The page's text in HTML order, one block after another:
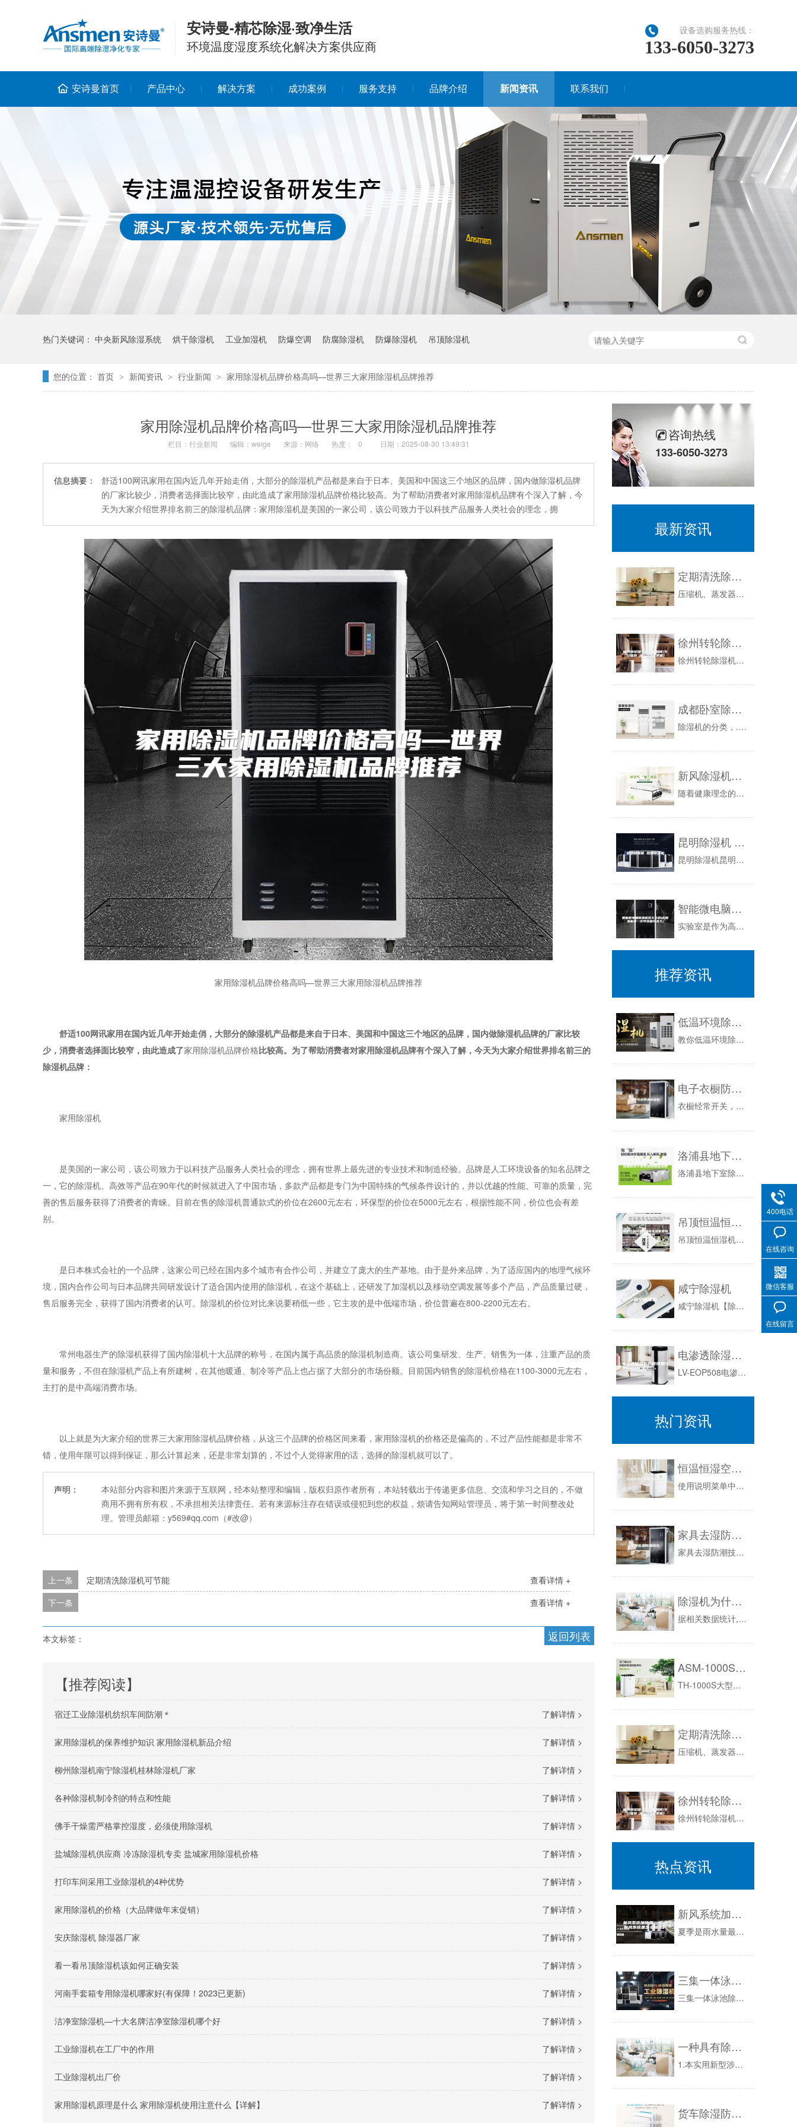
安诗曼-精芯除湿·致净生活
环境温度湿度系统化解决方案供应商
设备选购服务热线：
133-6050-3273
安诗曼首页 产品中心 解决方案 成功案例 服务支持 品牌介绍 新闻资讯 联系我们
热门关键词： 中央新风除湿系统 烘干除湿机 工业加湿机 防爆空调 防腐除湿机 防爆除湿机 吊顶除湿机
您的位置： 首页 > 新闻资讯 > 行业新闻 > 家用除湿机品牌价格高吗—世界三大家用除湿机品牌推荐
家用除湿机品牌价格高吗—世界三大家用除湿机品牌推荐
栏目： 行业新闻 编辑：weige 来源：网络 热度： 0 日期：2025-08-30 13:49:31
信息摘要：
舒适100网讯家用在国内近几年开始走俏，大部分的除湿机产品都是来自于日本、美国和中国这三个地区的品牌，国内做除湿机品牌
的厂家比较少，消费者选择面比较窄，由此造成了家用除湿机品牌价格比较高。为了帮助消费者对家用除湿机品牌有个深入了解，今
天为大家介绍世界排名前三的除湿机品牌：家用除湿机是美国的一家公司，该公司致力于以科技产品服务人类社会的理念，拥
家用除湿机品牌价格高吗—世界三大家用除湿机品牌推荐
舒适100网讯家用在国内近几年开始走俏，大部分的除湿机产品都是来自于日本、美国和中国这三个地区的品牌，国内做除湿机品牌的厂家比较
少，消费者选择面比较窄，由此造成了家用除湿机品牌价格比较高。为了帮助消费者对家用除湿机品牌有个深入了解，今天为大家介绍世界排名前三的
除湿机品牌：
家用除湿机
是美国的一家公司，该公司致力于以科技产品服务人类社会的理念，拥有世界上最先进的专业技术和制造经验。品牌是人工环境设备的知名品牌之
一，它的除湿机、高效等产品在90年代的时候就进入了中国市场，多款产品都是专门为中国特殊的气候条件设计的，并以优越的性能、可靠的质量，完
善的售后服务获得了消费者的青睐。目前在售的除湿机普通款式的价位在2600元左右，环保型的价位在5000元左右，根据性能不同，价位也会有差
别。
是日本株式会社的一个品牌，这家公司已经在国内多个城市有合作公司，并建立了庞大的生产基地。由于是外来品牌，为了适应国内的地理气候环
境，国内合作公司与日本品牌共同研发设计了适合国内使用的除湿机，在这个基础上，还研发了加湿机以及移动空调发展等多个产品，产品质量过硬，
售后服务完全，获得了国内消费者的认可。除湿机的价位对比来说要稍低一些，它主攻的是中低端市场，价位普遍在800-2200元左右。
常州电器生产的除湿机获得了国内除湿机十大品牌的称号，在国内属于高品质的除湿机制造商。该公司集研发、生产、销售为一体，注重产品的质
量和服务，不但在除湿机产品上有所建树，在其他暖通、制冷等产品上也占据了大部分的市场份额。目前国内销售的除湿机价格在1100-3000元左右，
主打的是中高端消费市场。
以上就是为大家介绍的世界三大家用除湿机品牌价格，从这三个品牌的价格区间来看，家用除湿机的价格还是偏高的，不过产品性能都是非常不
错，使用年限可以得到保证，那么计算起来，还是非常划算的，不过个人觉得家用的话，选择的除湿机就可以了。
声明：
本站部分内容和图片来源于互联网，经本站整理和编辑，版权归原作者所有，本站转载出于传递更多信息、交流和学习之目的，不做
商用不拥有所有权，不承担相关法律责任。若有来源标注存在错误或侵犯到您的权益，烦请告知网站管理员，将于第一时间整改处
理。管理员邮箱：y569#qq.com（#改@）
查看详情 +
上一条
定期清洗除湿机可节能
查看详情 +
下一条
返回列表
本文标签：
【推荐阅读】
了解详情 >
宿迁工业除湿机纺织车间防潮＊
了解详情 >
家用除湿机的保养维护知识 家用除湿机新品介绍
了解详情 >
柳州除湿机南宁除湿机桂林除湿机厂家
了解详情 >
各种除湿机制冷剂的特点和性能
了解详情 >
佛手干燥需严格掌控湿度，必须使用除湿机
了解详情 >
盐城除湿机供应商 冷冻除湿机专卖 盐城家用除湿机价格
了解详情 >
打印车间采用工业除湿机的4种优势
了解详情 >
家用除湿机的价格（大品牌做年末促销）
了解详情 >
安庆除湿机 除湿器厂家
了解详情 >
看一看吊顶除湿机该如何正确安装
了解详情 >
河南手套箱专用除湿机哪家好(有保障！2023已更新)
了解详情 >
洁净室除湿机—十大名牌洁净室除湿机哪个好
了解详情 >
工业除湿机在工厂中的作用
了解详情 >
工业除湿机出厂价
了解详情 >
家用除湿机原理是什么 家用除湿机使用注意什么【详解】
咨询热线
133-6050-3273
最新资讯
定期清洗除湿机可节能
压缩机、蒸发器和冷凝器是除湿机的重要制冷部件，如果沾上灰尘会影响散热，导致使用寿命缩短、除湿机制冷效果减弱。所以，要定期检查，脏了就要清扫。...
徐州转轮除湿机效果如何(今日推荐：2023已更新)
徐州转轮除湿机效果如何(今日推荐：已更新)WadKvh9影响除湿成效，转轮除湿机的过滤器应该实时荡涤大概更换。三。十、会重大的影响除湿成效。...
成都卧室除湿机销售 金牛区游泳池除湿机售后服务 15年经验
除湿机的分类，.1常规除湿机、风道式除湿机。2整体式、分体式、整体移动式。3按适用温度范围分，可分为：A型（普通型18~38℃）、B型（低温...
新风除湿机的除湿效果怎么样(含安装使用图解)
随着健康理念的日益激烈，新风体系逐渐进入视界。它凭借其独特效果的优势，许多人会挑选运用新风除湿一机来协助除湿，因为它除了除湿外，还具有通风换...
昆明除湿机 昆明除湿机
昆明除湿机昆明除湿机厂家生产的除湿机质量国际前茅，性能稳定安全可靠，以人民能接受的价格为目标，以诚信为宗旨！！！国内知名品牌除湿机制造商|生...
智能微电脑除湿机多久会启动(除湿机开一次可以保持多久)
实验室是作为高科技产品的产出地，对于周围环境的要求十分的严格，特别是针对一些精密仪器来说，因为一点点小小的误差就有可能导致实验的失败。湿度过...
推荐资讯
低温环境除湿机结冰现象处理方法
教你低温环境除湿机结冰现象处理方法首先，应该明确的一点是，除湿机在工作运行中出现结冰现象，不是除湿机的故障，是因为在低温环境下工作，常常会出...
电子衣橱防潮除湿机
衣橱经常开关，特别容易进湿气，收纳的衣物摸上去也潮潮的，试试丽芙家居为你准备的这款电子衣橱防潮除湿剂，防霉防潮，保持衣物持久干燥。有显示窗，...
洛浦县地下室除湿机精品选用
洛浦县地下室除湿机最新资讯：现在是梅雨季节，空气湿度很高，进入到地下停车场后导致停车场的环境更加潮湿，对停放里面的车辆破坏很大，会导致车饰，...
吊顶恒温恒湿机酒窖实验室博物馆空调除湿机
吊顶恒温恒湿机酒窖实验室博物馆空调除湿机，恒温恒湿机由制冷系统，加热系统，控制系统，湿度系统，送风循环系统，176杭州和传感器系统等组成，上...
咸宁除湿机
咸宁除湿机【除湿机原理】是通过压缩机的运行→排气口排出高温高压的气体→进入冷凝器冷却→变成低温高压气体→通过毛细管截流→变成低温低压的液体→...
电渗透除湿机的原理是什么？
LV-EOP508电渗透防渗除湿系统是使用低双极脉冲电压、产生的电场力将混凝土结构内或砖墙内毛细孔里的水分子排斥于结构外来实现建筑物体脱水，...
热门资讯
恒温恒湿空调机操作说明
使用说明菜单中的通用元件的含义：Left（左）键。向前翻屏。每按一次都会使菜单按指定顺序向前翻一页。Right（右）键。向后翻屏。每按一次都...
家具去湿防潮技巧
家具去湿防潮技巧家具去湿防潮有高招，在我们日常的生活中，相信很多的朋友都遇到过许多的居家生活问题，下面是YJBYS小编整理的家具去湿防潮技巧...
除湿机为什么畅销？除湿机品牌哪些比较好？
据相关数据统计,我国有65%以上的人群因为空气潮湿的问题备受困扰。尤其是针对上海、浙江、江苏、江西、湖南等地区,春夏季节降雨频繁导致空气湿度...
ASM-1000S大型恒温恒湿试验箱
TH-1000S大型恒温恒湿试验箱主要用于对产品按照国家标准要求或用户自定要求,在低温、高温、湿热条件下,对产品的物理以及其他相关特性进行环...
定期清洗除湿机可节能
压缩机、蒸发器和冷凝器是除湿机的重要制冷部件，如果沾上灰尘会影响散热，导致使用寿命缩短、除湿机制冷效果减弱。所以，要定期检查，脏了就要清扫。...
徐州转轮除湿机效果如何(今日推荐：2023已更新)
徐州转轮除湿机效果如何(今日推荐：已更新)WadKvh9影响除湿成效，转轮除湿机的过滤器应该实时荡涤大概更换。三。十、会重大的影响除湿成效。...
热点资讯
新风系统加除湿 室内新风系统是怎么除湿的
夏季是雨水量最多的季节，这时候的雨量会明显增多，导致空气适度加大，如果室内通风不好，会导致许多物品霉烂，所以这时候就是室内新风系统发挥作用的...
三集一体泳池除湿热泵与中央空调的区别
三集一体泳池除湿热泵三集一体泳池除湿热泵，在除湿的过程中是通过冷凝和蒸发两个过程，从而达到除湿的效果，操作使用简单，除湿效果好，可以有效的把...
一种具有除尘功能的除湿机的制作方法
1.本实用新型涉及除湿机领域，具体是一种具有除尘功能的除湿机。背景技术：2.工业生产的环境中，经常使用除湿机进行潮湿环境的改善，利用除湿机能...
货车除湿防潮的方法有哪些
400电话
在线咨询
微信客服
在线留言